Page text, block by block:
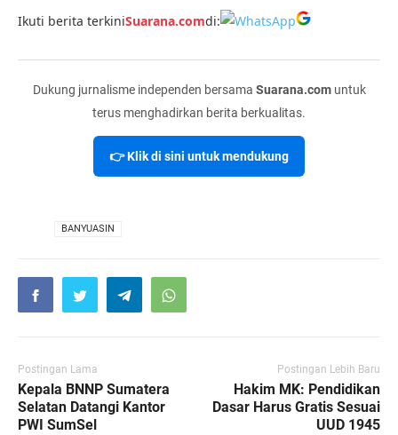
Ikuti berita terkiniSuarana.comdi:
Dukung jurnalisme independen bersama Suarana.comuntuk
terus menghadirkan berita berkualitas.
👉 Klik di sini untuk mendukung
BANYUASIN
Postingan Lama
Kepala BNNP Sumatera
Selatan Datangi Kantor
PWI SumSel
Postingan Lebih Baru
Hakim MK: Pendidikan
Dasar Harus Gratis Sesuai
UUD 1945